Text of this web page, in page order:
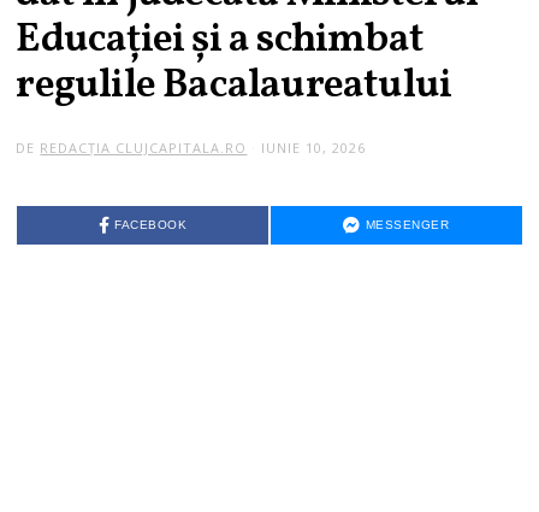
Educației și a schimbat
regulile Bacalaureatului
DE REDACȚIA CLUJCAPITALA.RO IUNIE 10, 2026
FACEBOOK MESSENGER